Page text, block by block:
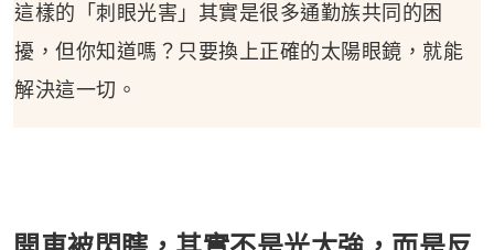
這樣的「刺眼光害」其實是很多通勤族共同的困
擾，但你知道嗎？只要換上正確的太陽眼鏡，就能
解決這一切。